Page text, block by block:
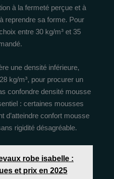
à la fermeté perçue et à
reprendre sa forme. Pour
entre 30 kg/m³ et 35
une densité inférieure,
kg/m³, pour procurer un
confondre densité mousse
: certaines mousses
d’atteindre confort mousse
rigidité désagréable.
robe isabelle :
et prix en 2025